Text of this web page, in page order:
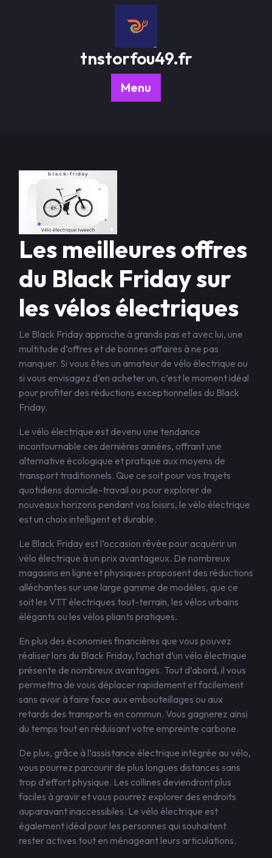
tnstorfou49.fr
Menu
Les meilleures offres
du Black Friday sur
les vélos électriques
Le Black Friday approche à grands pas et avec lui, une
multitude d’offres et de bonnes affaires à ne pas
manquer. Si vous êtes un amateur de vélo électrique ou
si vous envisagez d’en acheter un, c’est le moment idéal
pour profiter des réductions exceptionnelles du Black
Friday.
Le vélo électrique est devenu une tendance
incontournable ces dernières années, offrant une
alternative écologique et pratique aux moyens de
transport traditionnels. Que ce soit pour vos trajets
quotidiens domicile-travail ou pour explorer de
nouveaux horizons pendant vos loisirs, le vélo électrique
est un choix intelligent et durable.
Le Black Friday est l’occasion rêvée pour acquérir un
vélo électrique à un prix avantageux. De nombreux
magasins en ligne et physiques proposent des réductions
alléchantes sur une large gamme de modèles, que ce
soit les VTT électriques tout-terrain, les vélos urbains
élégants ou les vélos pliants pratiques.
En plus des économies financières que vous pouvez
réaliser lors du Black Friday, l’achat d’un vélo électrique
présente de nombreux avantages. Tout d’abord, il vous
permettra de vous déplacer rapidement et facilement
sans avoir à faire face aux embouteillages ou aux
retards des transports en commun. Vous gagnerez ainsi
du temps tout en réduisant votre empreinte carbone.
De plus, grâce à l’assistance électrique intégrée au vélo,
vous pourrez parcourir de plus longues distances sans
trop d’effort physique. Les collines deviendront plus
faciles à gravir et vous pourrez explorer des endroits
auparavant inaccessibles. Le vélo électrique est
également idéal pour les personnes qui souhaitent
rester actives tout en ménageant leurs articulations.